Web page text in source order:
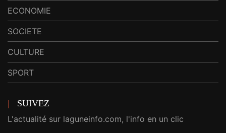
ECONOMIE
SOCIETE
CULTURE
SPORT
SUIVEZ
L'actualité sur laguneinfo.com, l'info en un clic